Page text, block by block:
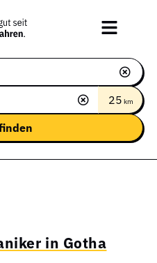
25 km
in Gotha